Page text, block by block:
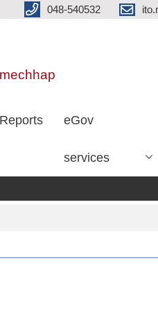
048-540532
Reports eGov
services